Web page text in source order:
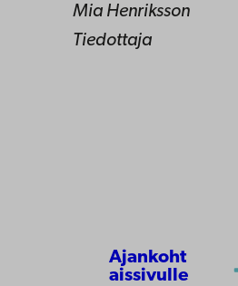
Mia Henriksson
Tiedottaja
Ajankoht
aissivulle